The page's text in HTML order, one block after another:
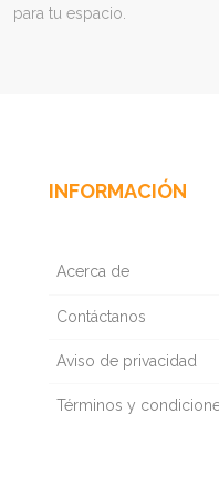
para tu espacio.
INFORMACIÓN
Acerca de
Contáctanos
Aviso de privacidad
Términos y